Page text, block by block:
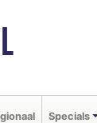
Specials